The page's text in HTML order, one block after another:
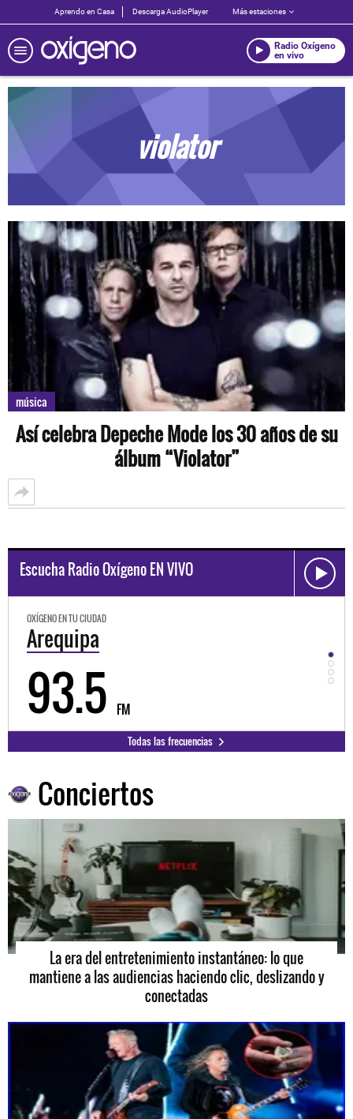
Aprendo en Casa Descarga AudioPlayer Más estaciones
Radio Oxígeno
en vivo
violator
música
Así celebra Depeche Mode los 30 años de su
álbum “Violator”
Escucha Radio Oxígeno EN VIVO
OXÍGENO EN TU CIUDAD
Arequipa
93.5 FM
Todas las frecuencias
Conciertos
La era del entretenimiento instantáneo: lo que
mantiene a las audiencias haciendo clic, deslizando y
conectadas